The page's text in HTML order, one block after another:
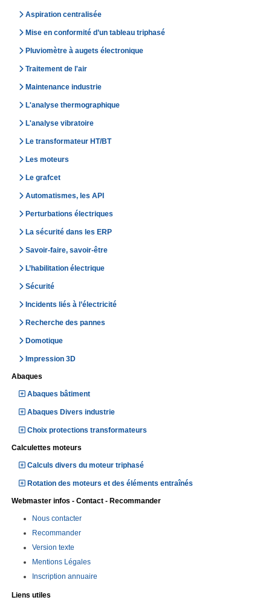
Aspiration centralisée
Mise en conformité d’un tableau triphasé
Pluviomètre à augets électronique
Traitement de l'air
Maintenance industrie
L'analyse thermographique
L'analyse vibratoire
Le transformateur HT/BT
Les moteurs
Le grafcet
Automatismes, les API
Perturbations électriques
La sécurité dans les ERP
Savoir-faire, savoir-être
L’habilitation électrique
Sécurité
Incidents liés à l’électricité
Recherche des pannes
Domotique
Impression 3D
Abaques
Abaques bâtiment
Abaques Divers industrie
Choix protections transformateurs
Calculettes moteurs
Calculs divers du moteur triphasé
Rotation des moteurs et des éléments entraînés
Webmaster infos - Contact - Recommander
Nous contacter
Recommander
Version texte
Mentions Légales
Inscription annuaire
Liens utiles